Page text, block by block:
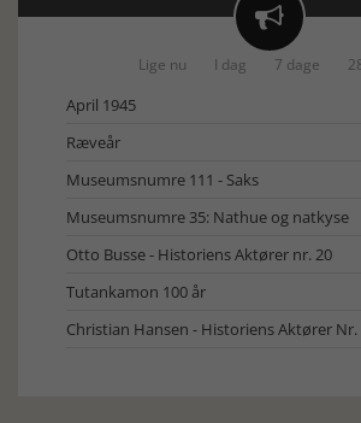

Lige nu I dag 7 dage
April 1945
Ræveår
Museumsnumre 111 - Saks
Museumsnumre 35: Nathue og natkyse
Otto Busse - Historiens Aktører nr. 20
Tutankamon 100 år
Christian Hansen - Historiens Aktører Nr.